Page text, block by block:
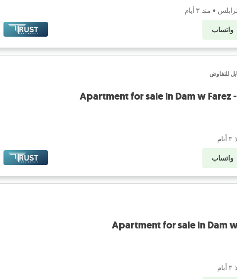
• منذ ٣ أيام
واتساب
للتفاوض
Apartment for sale in Dam w Farez
واتساب
Apartment for sale in Dam